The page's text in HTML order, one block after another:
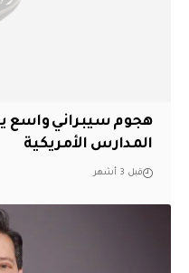
هجوم سيبراني واسع
المدارس الأمريكية
قبل 3 أشهر